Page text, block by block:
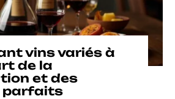
vins variés à
de la
et des
parfaits